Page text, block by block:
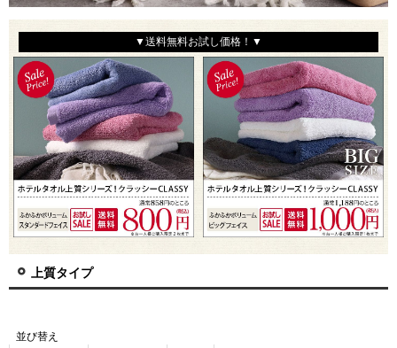
▼送料無料お試し価格！▼
上質タイプ
並び替え